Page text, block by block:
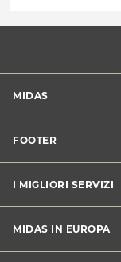
MIDAS
Blog dell'automobilista
Lavora con noi
Chi siamo
FOOTER
Apri un centro in
CONDIZIONI
Sconti Convenzioni
Privacy policy
I MIGLIORI SERVIZI
Revisione
Cambio gomme
MIDAS IN EUROPA